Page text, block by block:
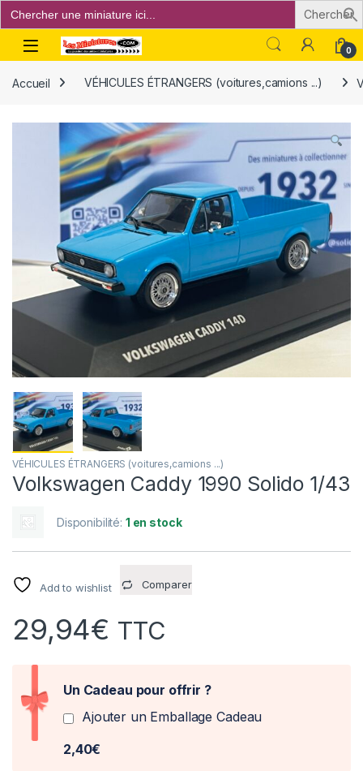
Search
for:
Open 0
Accueil VÉHICULES ÉTRANGERS (voitures,camions ...)
VÉHICULES ÉTRANGERS (voitures,camions ...)
Volkswagen Caddy 1990 Solido 1/43
Disponibilité: 1 en stock
Add to wishlist Comparer
29,94€ TTC
Un Cadeau pour offrir ?
Ajouter un Emballage Cadeau
2,40€